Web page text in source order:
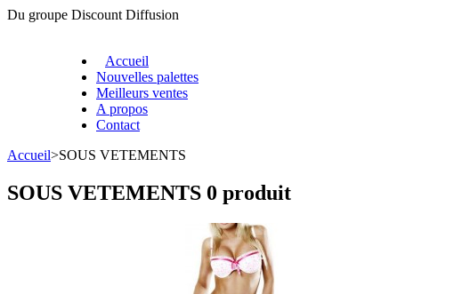
Du groupe Discount Diffusion
Accueil
Nouvelles palettes
Meilleurs ventes
A propos
Contact
Accueil>SOUS VETEMENTS
SOUS VETEMENTS 0 produit